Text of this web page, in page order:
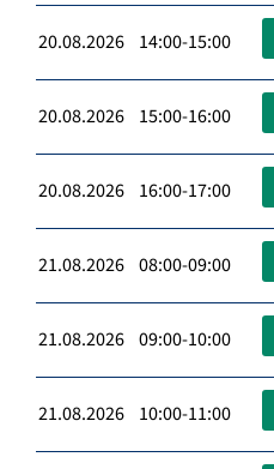
20.08.2026 14:00-15:00
20.08.2026 15:00-16:00
20.08.2026 16:00-17:00
21.08.2026 08:00-09:00
21.08.2026 09:00-10:00
21.08.2026 10:00-11:00